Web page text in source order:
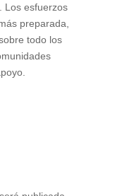
Los esfuerzos
preparada,
todo los